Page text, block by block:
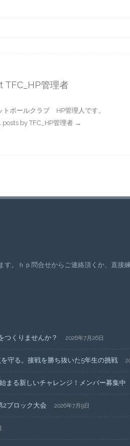
TFC_HP管理者
トボールクラブ HP管理人です。
by TFC_HP管理者 →
。ｈｐ問合せからご連絡頂くか、直接
つくりませんか？ 2026年7月26日
守る。接戦を勝ち抜いた5年生の挑戦
まる新しいチャレンジ！メンバー募集中
2ブロック大会 2026年7月9日